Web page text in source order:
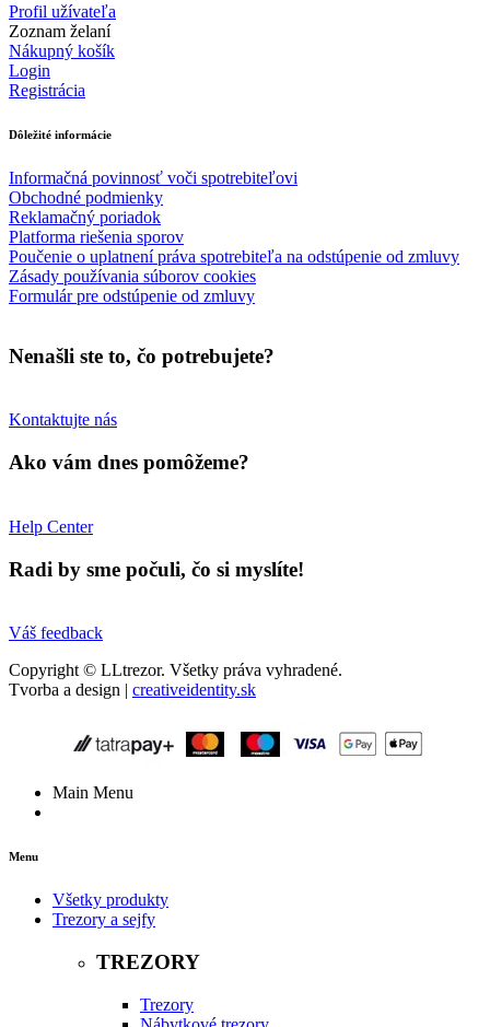
Profil užívateľa
Zoznam želaní
Nákupný košík
Login
Registrácia
Dôležité informácie
Informačná povinnosť voči spotrebiteľovi
Obchodné podmienky
Reklamačný poriadok
Platforma riešenia sporov
Poučenie o uplatnení práva spotrebiteľa na odstúpenie od zmluvy
Zásady používania súborov cookies
Formulár pre odstúpenie od zmluvy
Nenašli ste to, čo potrebujete?
Kontaktujte nás
Ako vám dnes pomôžeme?
Help Center
Radi by sme počuli, čo si myslíte!
Váš feedback
Copyright © LLtrezor. Všetky práva vyhradené.
Tvorba a design | creativeidentity.sk
Main Menu
Menu
Všetky produkty
Trezory a sejfy
TREZORY
Trezory